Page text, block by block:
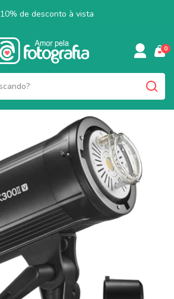
10% de desconto à vista
0